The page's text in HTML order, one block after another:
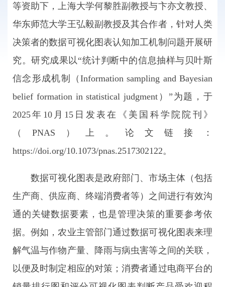
等资助下，上海大学何黎胜副教授与卞亦文教授、
华东师范大学王弘毅副教授及其合作者，针对人类
决策者的数据可视化图表认知加工机制问题开展研
究。研究成果以“统计判断中的信息抽样与贝叶斯
信念形成机制（Information sampling and Bayesian
belief formation in statistical judgment）”为题，于
2025年10月15日发表在《美国科学院院刊》
（PNAS）上。论文链接：
https://doi.org/10.1073/pnas.2517302122。
数据可视化图表是政府部门、市场主体（包括
生产商、供应商、终端消费者等）之间进行有效沟
通的关键数据要素，也是管理决策的重要参考依
据。例如，农业主管部门通过数据可视化图表来理
解气温与作物产量、降雨与病虫害等之间的关联，
以便及时制定相应的对策；消费者通过电商平台的